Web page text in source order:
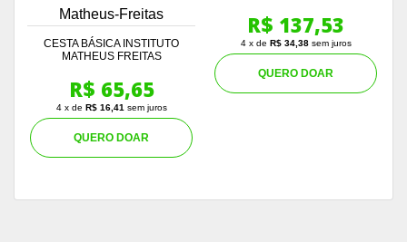
CESTA BÁSICA INSTITUTO
MATHEUS FREITAS
R$ 65,65
4 x de R$ 16,41sem juros
QUERO DOAR
R$ 137,53
4 x de R$ 34,38sem juros
QUERO DOAR